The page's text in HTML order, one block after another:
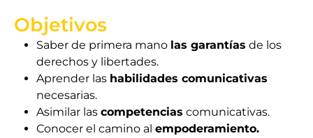
Objetivos
Saber de primera mano las garantías de los
derechos y libertades.
Aprender las habilidades comunicativas
necesarias.
Asimilar las competencias comunicativas.
Conocer el camino al empoderamiento.